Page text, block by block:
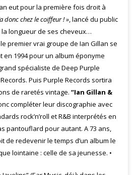
eut pour la première fois droit à
donc chez le coiffeur ! », lancé du public
longueur de ses cheveux…
premier vrai groupe de Ian Gillan se
1994 pour un album éponyme
spécialiste de Deep Purple
Puis Purple Records sortira
de raretés vintage. “Ian Gillan &
compléter leur discographie avec
rock’n’roll et R&B interprétés en
pantouflard pour autant. A 73 ans,
de redevenir le temps d’un album le
lointaine : celle de sa jeunesse. •